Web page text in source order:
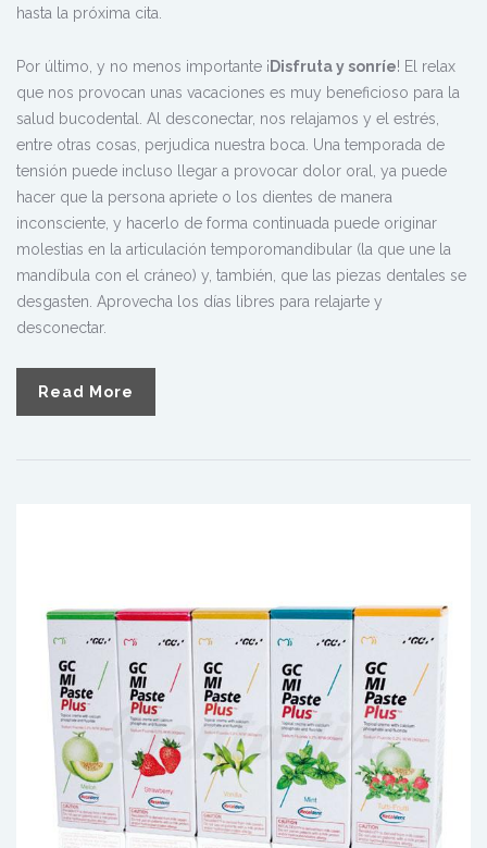
hasta la próxima cita.
Por último, y no menos importante ¡ Disfruta y sonríe! El relax
que nos provocan unas vacaciones es muy beneficioso para la
salud bucodental. Al desconectar, nos relajamos y el estrés,
entre otras cosas, perjudica nuestra boca. Una temporada de
tensión puede incluso llegar a provocar dolor oral, ya puede
hacer que la persona apriete o los dientes de manera
inconsciente, y hacerlo de forma continuada puede originar
molestias en la articulación temporomandibular (la que une la
mandíbula con el cráneo) y, también, que las piezas dentales se
desgasten. Aprovecha los días libres para relajarte y
desconectar.
Read More